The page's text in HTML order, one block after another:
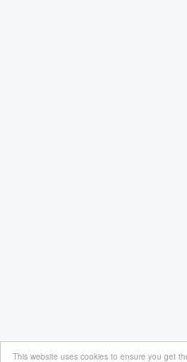
This website uses cookies to ensure you get